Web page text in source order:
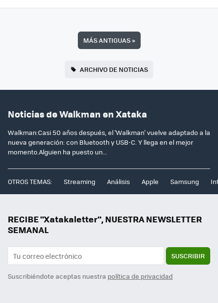
MÁS ANTIGUAS»
ARCHIVO DE NOTICIAS
Noticias de Walkman en Xataka
Walkman:Casi 50 años después, el 'Walkman' vuelve adaptado a la
nueva generación: con Bluetooth y USB-C. Y llega en el mejor
momento.Alguien ha puesto un...
OTROS TEMAS: Streaming Análisis Apple Samsung
RECIBE "Xatakaletter", NUESTRA NEWSLETTER
SEMANAL
SUSCRIBIR
Suscribiéndote aceptas nuestra política de privacidad